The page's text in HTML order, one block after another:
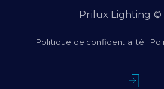
Prilux Lighting ©
Politique de confidentialité |